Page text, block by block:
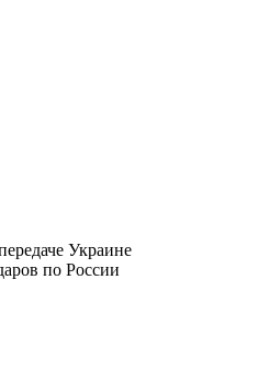
Украине
по России